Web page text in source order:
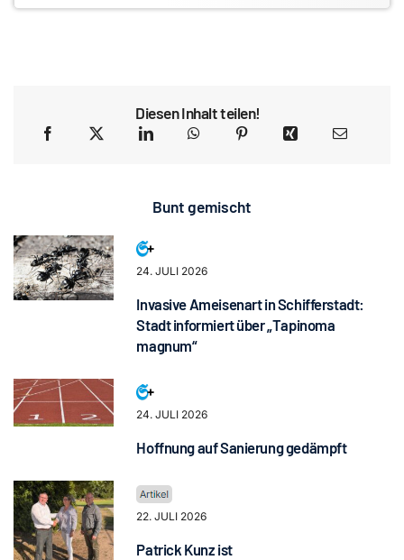
Diesen Inhalt teilen!
Bunt gemischt
24. JULI 2026
Invasive Ameisenart in Schifferstadt:
Stadt informiert über „Tapinoma
magnum“
24. JULI 2026
Hoffnung auf Sanierung gedämpft
22. JULI 2026
Patrick Kunz ist